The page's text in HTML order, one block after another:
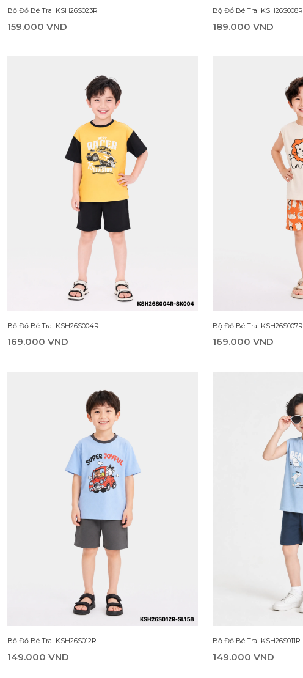
Bộ Đồ Bé Trai KSH26S023R
159.000 VND
Bộ Đồ Bé Trai KSH26S008R
189.000 VND
Bộ Đồ Bé Trai KSH26S004R
169.000 VND
Bộ Đồ Bé Trai KSH26S007R
169.000 VND
Bộ Đồ Bé Trai KSH26S012R
149.000 VND
Bộ Đồ Bé Trai KSH26S011R
149.000 VND